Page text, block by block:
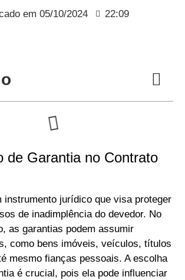
em 05/10/2024 22:09
de Garantia no Contrato
instrumento jurídico que visa proteger
de inadimplência do devedor. No
as garantias podem assumir
como bens imóveis, veículos, títulos
mesmo fianças pessoais. A escolha
é crucial, pois ela pode influenciar